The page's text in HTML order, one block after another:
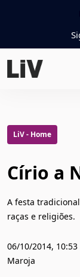
LiV - Home
Círio a
A festa
raças e religiões.
06/10/2014,
Maroja